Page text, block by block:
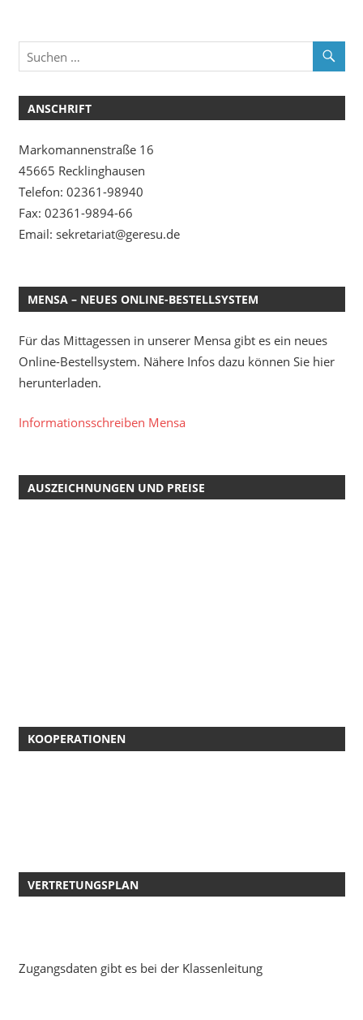
ANSCHRIFT
Markomannenstraße 16
45665 Recklinghausen
Telefon: 02361-98940
Fax: 02361-9894-66
Email: sekretariat@geresu.de
MENSA – NEUES ONLINE-BESTELLSYSTEM
Für das Mittagessen in unserer Mensa gibt es ein neues
Online-Bestellsystem. Nähere Infos dazu können Sie hier
herunterladen.
Informationsschreiben Mensa
AUSZEICHNUNGEN UND PREISE
KOOPERATIONEN
VERTRETUNGSPLAN
Zugangsdaten gibt es bei der Klassenleitung